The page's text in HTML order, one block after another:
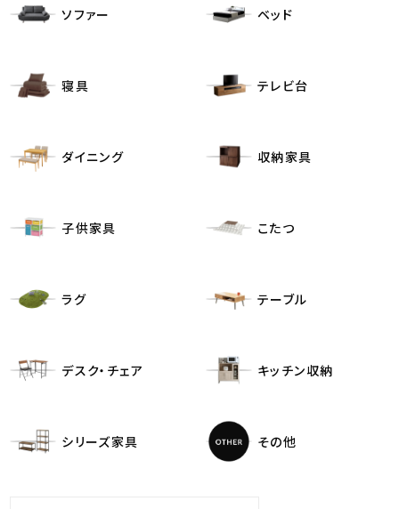
ソファー ベッド
寝具 テレビ台
ダイニング 収納家具
子供家具 こたつ
ラグ テーブル
デスク・チェア キッチン収納
シリーズ家具 その他